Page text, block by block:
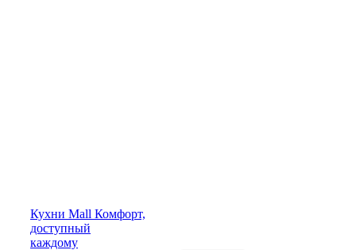
Кухни Mall Комфорт,
доступный
каждому